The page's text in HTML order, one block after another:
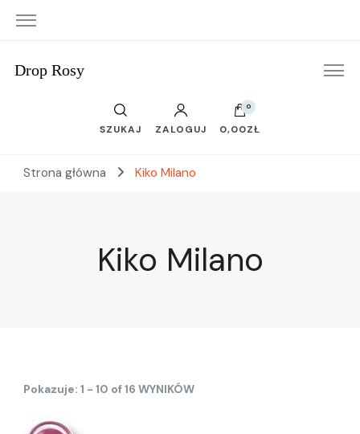
Drop Rosy
SZUKAJ ZALOGUJ
0
0,00ZŁ
Strona główna Kiko Milano
Kiko Milano
Pokazuje: 1 - 10 of 16 WYNIKÓW